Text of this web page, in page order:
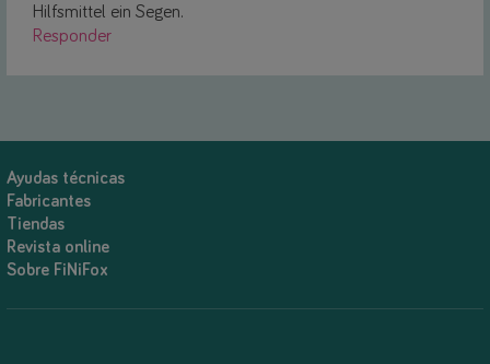
Hilfsmittel ein Segen.
Responder
Ayudas técnicas
Fabricantes
Tiendas
Revista online
Sobre FiNiFox